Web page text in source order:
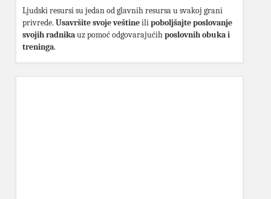
Ljudski resursi su jedan od glavnih resursa u svakoj grani
privrede. Usavršite svoje veštineilipoboljšajte poslovanje
svojih radnikauz pomoć odgovarajućihposlovnih obuka i
treninga.